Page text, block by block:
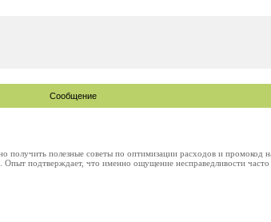
Сообщение
получить полезные советы по оптимизации расходов и промокод
подтверждает, что именно ощущение несправедливости часто